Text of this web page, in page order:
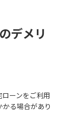
デメリ
ーンをご利用
る場合があり